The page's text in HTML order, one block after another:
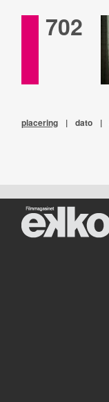
702
placering | dato |